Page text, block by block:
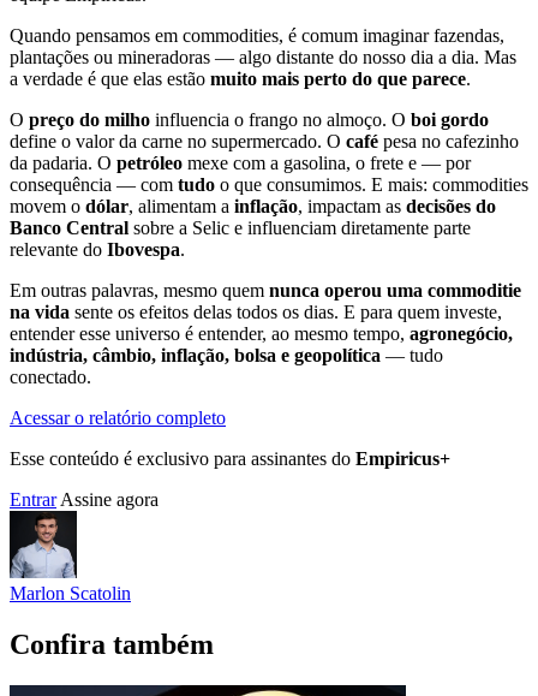
Quando pensamos em commodities, é comum imaginar fazendas,
plantações ou mineradoras — algo distante do nosso dia a dia. Mas
a verdade é que elas estão muito mais perto do que parece.
O preço do milho influencia o frango no almoço. O boi gordo
define o valor da carne no supermercado. O café pesa no cafezinho
da padaria. O petróleo mexe com a gasolina, o frete e — por
consequência — com tudo o que consumimos. E mais: commodities
movem o dólar, alimentam a inflação, impactam as decisões do
Banco Central sobre a Selic e influenciam diretamente parte
relevante do Ibovespa.
Em outras palavras, mesmo quem nunca operou uma commoditie
na vida sente os efeitos delas todos os dias. E para quem investe,
entender esse universo é entender, ao mesmo tempo, agronegócio,
indústria, câmbio, inflação, bolsa e geopolítica — tudo
conectado.
Acessar o relatório completo
Esse conteúdo é exclusivo para assinantes do Empiricus+
Entrar Assine agora
Marlon Scatolin
Confira também